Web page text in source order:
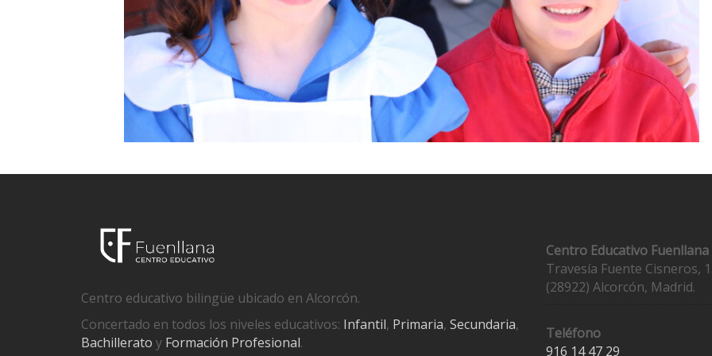
Centro educativo bilingüe ubicado en Alcorcón.
Concertado en todos los niveles educativos: Infantil, Primaria, Secundaria,
Bachillerato y Formación Profesional.
Centro Educativo Fuenllana
Travesía Fuente Cisneros,
(28922) Alcorcón, Madrid.
Teléfono
916 14 47 29